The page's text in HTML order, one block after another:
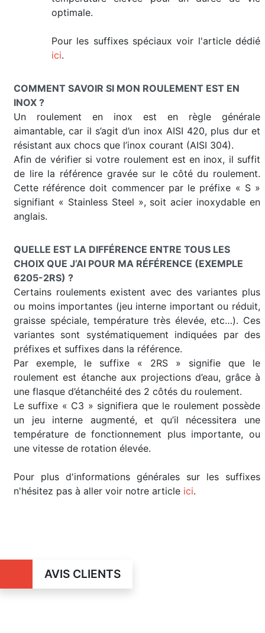
optimale.
Pour les suffixes spéciaux voir l'article dédié
ici.
COMMENT SAVOIR SI MON ROULEMENT EST EN
INOX ?
Un roulement en inox est en règle générale
aimantable, car il s’agit d’un inox AISI 420, plus dur et
résistant aux chocs que l’inox courant (AISI 304).
Afin de vérifier si votre roulement est en inox, il suffit
de lire la référence gravée sur le côté du roulement.
Cette référence doit commencer par le préfixe « S »
signifiant « Stainless Steel », soit acier inoxydable en
anglais.
QUELLE EST LA DIFFÉRENCE ENTRE TOUS LES
CHOIX QUE J’AI POUR MA RÉFÉRENCE (EXEMPLE
6205-2RS) ?
Certains roulements existent avec des variantes plus
ou moins importantes (jeu interne important ou réduit,
graisse spéciale, température très élevée, etc…). Ces
variantes sont systématiquement indiquées par des
préfixes et suffixes dans la référence.
Par exemple, le suffixe « 2RS » signifie que le
roulement est étanche aux projections d’eau, grâce à
une flasque d’étanchéité des 2 côtés du roulement.
Le suffixe « C3 » signifiera que le roulement possède
un jeu interne augmenté, et qu’il nécessitera une
température de fonctionnement plus importante, ou
une vitesse de rotation élevée.
Pour plus d'informations générales sur les suffixes
n'hésitez pas à aller voir notre article ici.
AVIS CLIENTS